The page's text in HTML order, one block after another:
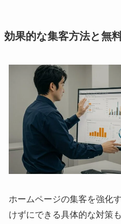
効果的な集客方法と無
ホームページの集客を強化
けずにできる具体的な対策